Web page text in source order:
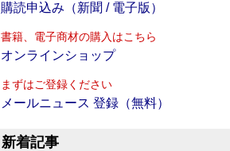
購読申込み（新聞 / 電子版）
書籍、電子商材の購入はこちら
オンラインショップ
まずはご登録ください
メールニュース 登録（無料）
新着記事